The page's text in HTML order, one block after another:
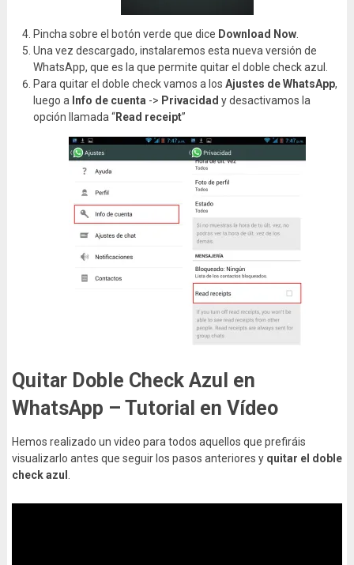
Pincha sobre el botón verde que dice Download Now.
Una vez descargado, instalaremos esta nueva versión de
WhatsApp, que es la que permite quitar el doble check azul.
Para quitar el doble check vamos a los Ajustes de WhatsApp,
luego a Info de cuenta -> Privacidad y desactivamos la
opción llamada “Read receipt”
Quitar Doble Check Azul en
WhatsApp – Tutorial en Vídeo
Hemos realizado un video para todos aquellos que prefiráis
visualizarlo antes que seguir los pasos anteriores y quitar el doble
check azul